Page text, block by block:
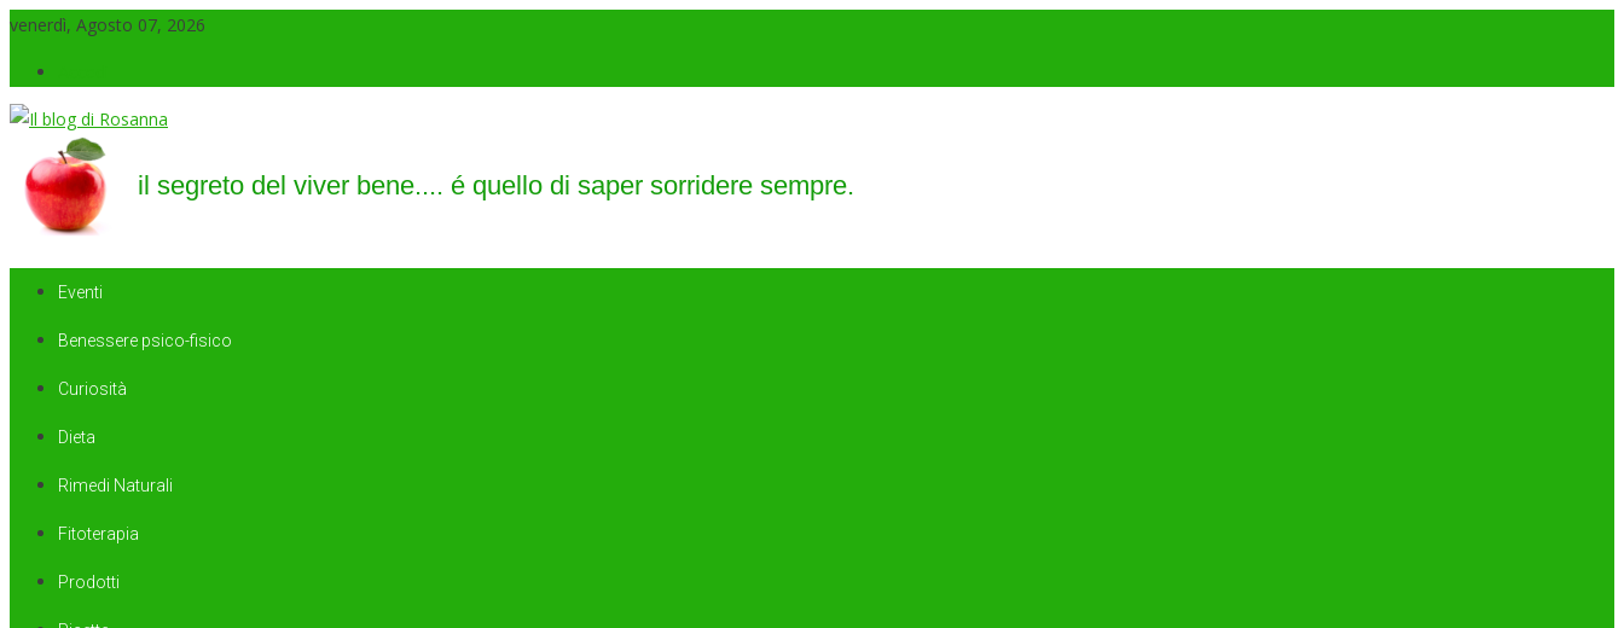
venerdì, Agosto 07, 2026
Il blog di Rosanna
il segreto del viver bene…. é quello di saper sorridere sempre
Eventi
Benessere psico-fisico
Curiosità
Dieta
Rimedi Naturali
Fitoterapia
Prodotti